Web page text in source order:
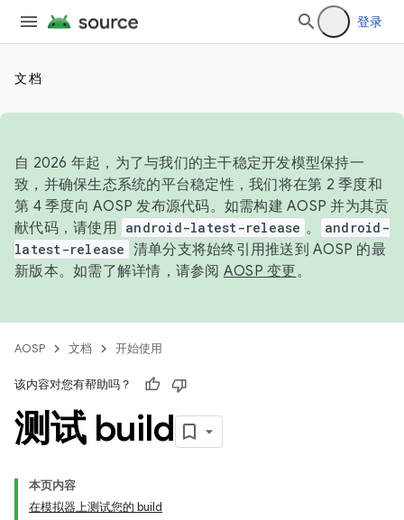
登录
文档
自 2026 年起，为了与我们的主干稳定开发模型保持一
致，并确保生态系统的平台稳定性，我们将在第 2 季度和
第 4 季度向 AOSP 发布源代码。如需构建 AOSP 并为其贡
献代码，请使用 android-latest-release 。
android-
latest-release 清单分支将始终引用推送到 AOSP 的最
新版本。如需了解详情，请参阅 AOSP 变更。
AOSP 文档 开始使用
该内容对您有帮助吗？
测试 build
本页内容
在模拟器上测试您的 build